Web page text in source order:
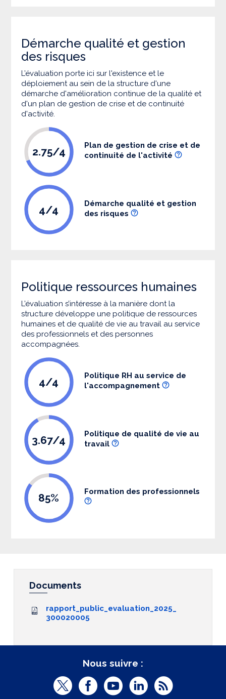
Démarche qualité et gestion
des risques
L’évaluation porte ici sur l'existence et le
déploiement au sein de la structure d'une
démarche d'amélioration continue de la qualité et
d'un plan de gestion de crise et de continuité
d'activité.
2.75/4
Plan de gestion de crise et de
continuité de l'activité
4/4
Démarche qualité et gestion
des risques
Politique ressources humaines
L’évaluation s’intéresse à la manière dont la
structure développe une politique de ressources
humaines et de qualité de vie au travail au service
des professionnels et des personnes
accompagnées.
4/4
Politique RH au service de
l'accompagnement
3.67/4
Politique de qualité de vie au
travail
85% Formation des professionnels
Documents
rapport_public_evaluation_2025_
300020005
Nous suivre :
T
F
Y
L
R